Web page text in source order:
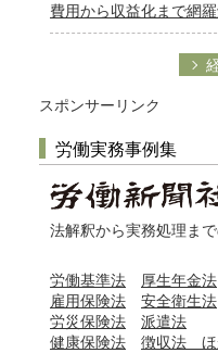
費用から収益化まで網
スポンサーリンク
労働実務事例集
法解釈から実務処理ま
労働基準法
厚生年金法
雇用保険法
安全衛生法
労災保険法
派遣法
健康保険法
徴収法 ほ